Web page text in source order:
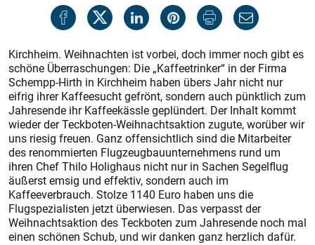
Kirchheim. Weihnachten ist vorbei, doch immer noch gibt es
schöne Überraschungen: Die „Kaffeetrinker“ in der Firma
Schempp-Hirth in Kirchheim haben übers Jahr nicht nur
eifrig ihrer Kaffeesucht gefrönt, sondern auch pünktlich zum
Jahresende ihr Kaffeekässle geplündert. Der Inhalt kommt
wieder der Teckboten-Weihnachtsaktion zugute, worüber wir
uns riesig freuen. Ganz offensichtlich sind die Mitarbeiter
des renommierten Flugzeugbauunternehmens rund um
ihren Chef Thilo Holighaus nicht nur in Sachen Segelflug
äußerst emsig und effektiv, sondern auch im
Kaffeeverbrauch. Stolze 1140 Euro haben uns die
Flugspezialisten jetzt überwiesen. Das verpasst der
Weihnachtsaktion des Teckboten zum Jahresende noch mal
einen schönen Schub, und wir danken ganz herzlich dafür.